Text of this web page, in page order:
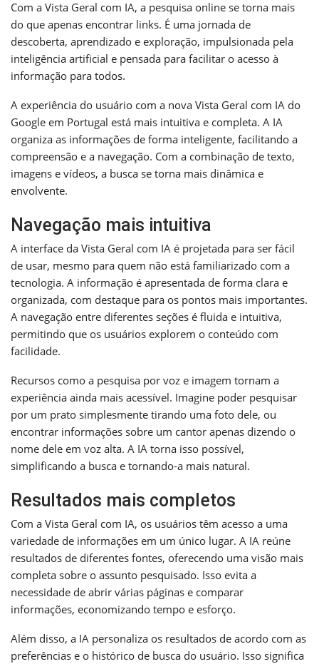
Com a Vista Geral com IA, a pesquisa online se torna mais
do que apenas encontrar links. É uma jornada de
descoberta, aprendizado e exploração, impulsionada pela
inteligência artificial e pensada para facilitar o acesso à
informação para todos.
A experiência do usuário com a nova Vista Geral com IA do
Google em Portugal está mais intuitiva e completa. A IA
organiza as informações de forma inteligente, facilitando a
compreensão e a navegação. Com a combinação de texto,
imagens e vídeos, a busca se torna mais dinâmica e
envolvente.
Navegação mais intuitiva
A interface da Vista Geral com IA é projetada para ser fácil
de usar, mesmo para quem não está familiarizado com a
tecnologia. A informação é apresentada de forma clara e
organizada, com destaque para os pontos mais importantes.
A navegação entre diferentes seções é fluida e intuitiva,
permitindo que os usuários explorem o conteúdo com
facilidade.
Recursos como a pesquisa por voz e imagem tornam a
experiência ainda mais acessível. Imagine poder pesquisar
por um prato simplesmente tirando uma foto dele, ou
encontrar informações sobre um cantor apenas dizendo o
nome dele em voz alta. A IA torna isso possível,
simplificando a busca e tornando-a mais natural.
Resultados mais completos
Com a Vista Geral com IA, os usuários têm acesso a uma
variedade de informações em um único lugar. A IA reúne
resultados de diferentes fontes, oferecendo uma visão mais
completa sobre o assunto pesquisado. Isso evita a
necessidade de abrir várias páginas e comparar
informações, economizando tempo e esforço.
Além disso, a IA personaliza os resultados de acordo com as
preferências e o histórico de busca do usuário. Isso significa